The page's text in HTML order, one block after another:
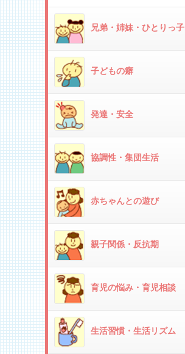
兄弟・姉妹・ひとりっ子
子どもの癖
発達・安全
協調性・集団生活
赤ちゃんとの遊び
親子関係・反抗期
育児の悩み・育児相談
生活習慣・生活リズム